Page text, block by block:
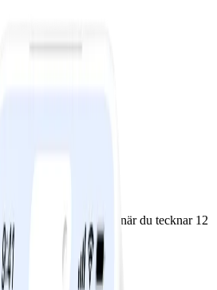
nu! Spara 50% när du tecknar 12
medlemskap.